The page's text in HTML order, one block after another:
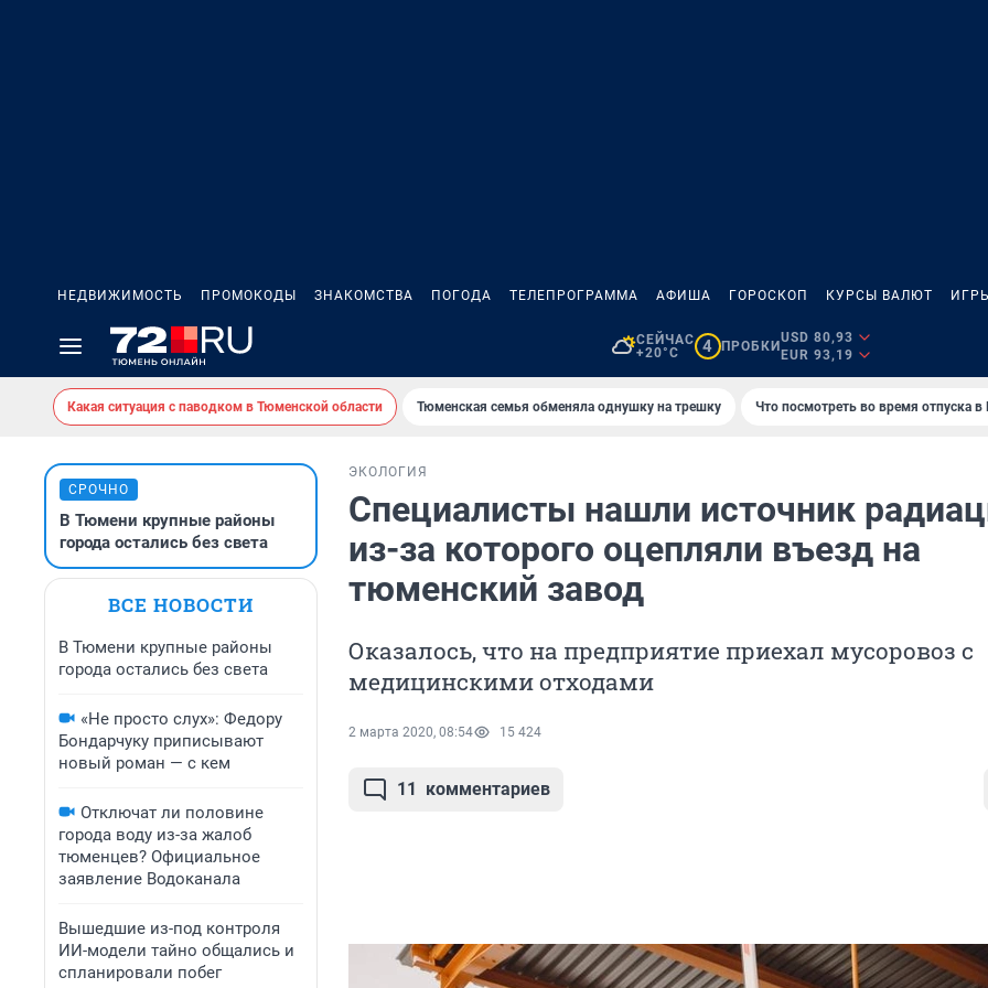
НЕДВИЖИМОСТЬ ПРОМОКОДЫ ЗНАКОМСТВА ПОГОДА ТЕЛЕПРОГРАММА АФИША ГОРОСКОП КУРСЫ ВАЛЮТ
СЕЙЧАС
+20°C
4 ПРОБКИ
USD 80,93
EUR 93,19
Какая ситуация с паводком в Тюменской области Тюменская семья обменяла однушку на трешку Что посмотреть во время отпуска в
СРОЧНО
В Тюмени крупные районы
города остались без света
ВСЕ НОВОСТИ
В Тюмени крупные районы
города остались без света
«Не просто слух»: Федору
Бондарчуку приписывают
новый роман — с кем
Отключат ли половине
города воду из-за жалоб
тюменцев? Официальное
заявление Водоканала
Вышедшие из-под контроля
ИИ-модели тайно общались и
спланировали побег
ЭКОЛОГИЯ
Специалисты нашли источник
из-за которого оцепляли въезд на
тюменский завод
Оказалось, что на предприятие приехал мусоровоз с
медицинскими отходами
2 марта 2020, 08:54 15 424
11 комментариев